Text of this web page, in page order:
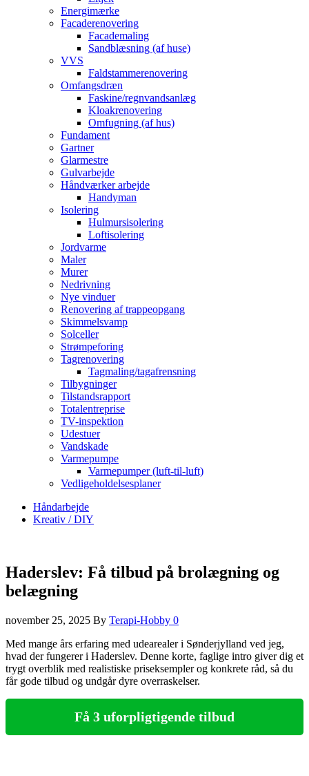
Energimærke
Facaderenovering
Facademaling
Sandblæsning (af huse)
VVS
Faldstammerenovering
Omfangsdræn
Faskine/regnvandsanlæg
Kloakrenovering
Omfugning (af hus)
Fundament
Gartner
Glarmestre
Gulvarbejde
Håndværker arbejde
Handyman
Isolering
Hulmursisolering
Loftisolering
Jordvarme
Maler
Murer
Nedrivning
Nye vinduer
Renovering af trappeopgang
Skimmelsvamp
Solceller
Strømpeforing
Tagrenovering
Tagmaling/tagafrensning
Tilbygninger
Tilstandsrapport
Totalentreprise
TV-inspektion
Udestuer
Vandskade
Varmepumpe
Varmepumper (luft-til-luft)
Vedligeholdelsesplaner
Håndarbejde
Kreativ / DIY
Haderslev: Få tilbud på brolægning og
belægning
november 25, 2025 By Terapi-Hobby 0
Med mange års erfaring med udearealer i Sønderjylland ved jeg,
hvad der fungerer i Haderslev. Denne korte, faglige intro giver dig et
trygt overblik med realistiske priseksempler og konkrete råd, så du
får gode tilbud og undgår dyre overraskelser.
Få 3 uforpligtigende tilbud